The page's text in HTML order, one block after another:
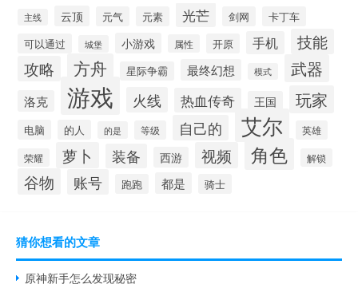
主线 云顶 元气 元素 光芒 剑网
卡丁车
可以通过
城堡 小游戏 属性 开原 手机
技能
攻略
方舟 星际争霸 最终幻想 模式 武器
洛克 游戏 火线 热血传奇 王国 玩家
电脑 的人 的是 等级 自己的 艾尔 英雄
荣耀 萝卜 装备 西游 视频 角色 解锁
谷物 账号 跑跑 都是 骑士
猜你想看的文章
原神新手怎么发现秘密